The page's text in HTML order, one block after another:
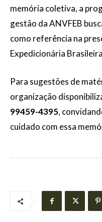
memória coletiva, a
gestão da ANVFEB
como referência na
Expedicionária
Para sugestões de
organização
99459-4395,
cuidado com essa